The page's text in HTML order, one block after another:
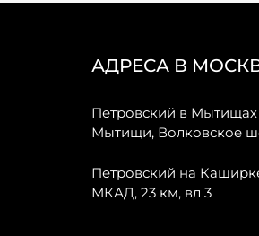
АДРЕСА В
Петровский в Мытищах
Мытищи, Волковское
Петровский на
МКАД, 23 км, вл 3